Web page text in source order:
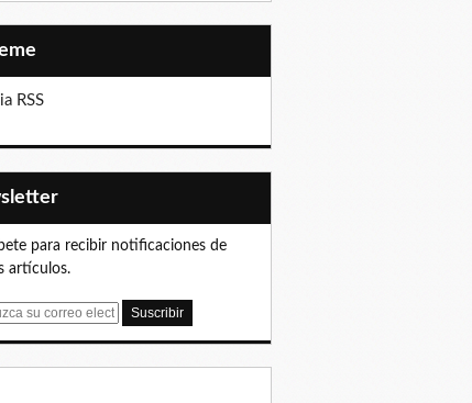
RSS
para recibir notificaciones de
artículos.